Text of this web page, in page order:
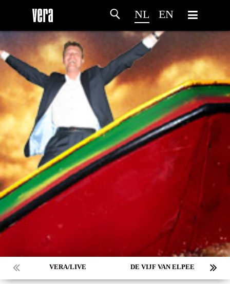
NL EN
VERA/LIVE DE VIJF VAN ELPEE